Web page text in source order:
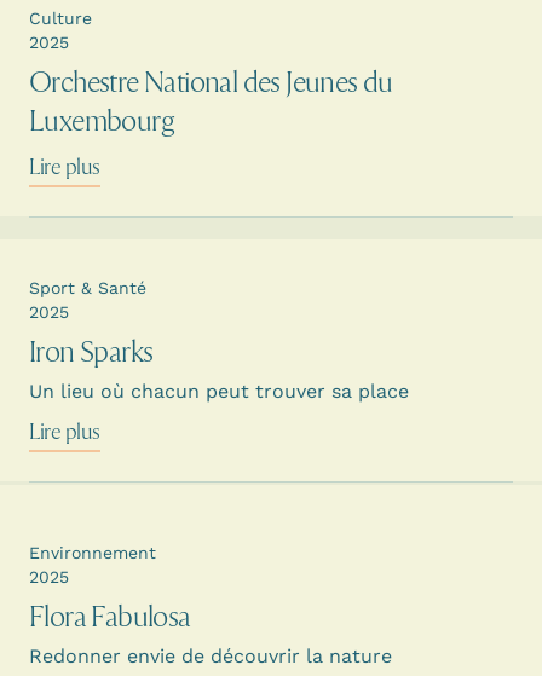
Orchestre National des Jeunes du
Luxembourg
Culture
2025
Lire plus
Iron Sparks
Un lieu où chacun peut trouver sa place
Sport & Santé
2025
Lire plus
Flora Fabulosa
Redonner envie de découvrir la nature
Environnement
2025